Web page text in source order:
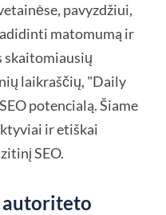
pavyzdžiui,
matomumą ir
skaitomiausių
laikraščių, "Daily
potencialą. Šiame
ir etiškai
SEO.
autoriteto